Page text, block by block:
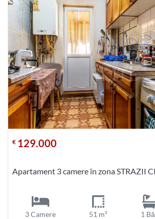
€ 129.000
Apartament 3 camere în zona STRAZII
3 Camere 51 m² 1